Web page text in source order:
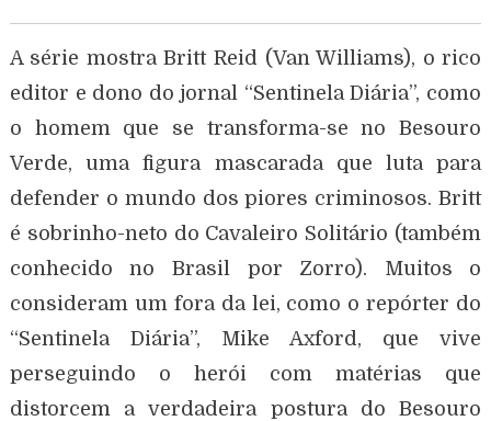
A série mostra Britt Reid (Van Williams), o rico
editor e dono do jornal “Sentinela Diária”, como
o homem que se transforma-se no Besouro
Verde, uma figura mascarada que luta para
defender o mundo dos piores criminosos. Britt
é sobrinho-neto do Cavaleiro Solitário (também
conhecido no Brasil por Zorro). Muitos o
consideram um fora da lei, como o repórter do
“Sentinela Diária”, Mike Axford, que vive
perseguindo o herói com matérias que
distorcem a verdadeira postura do Besouro